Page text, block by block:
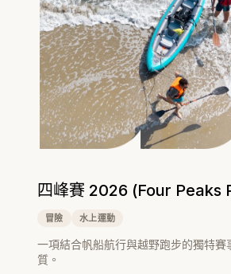
四峰賽 2026 (Four Peaks
冒險 水上運動
一項結合帆船航行與越野跑步的獨特賽
質。